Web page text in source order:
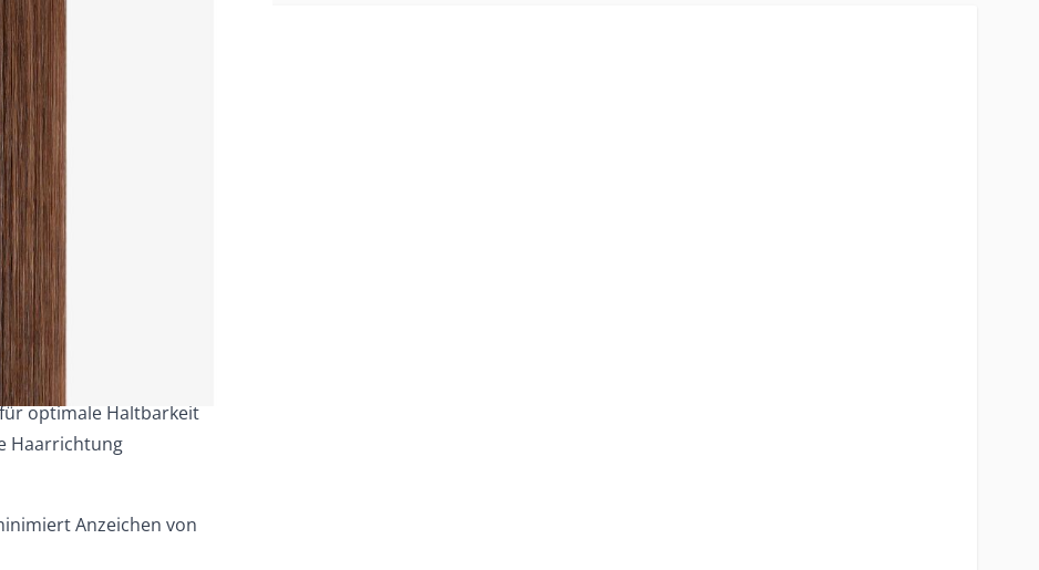
Tragekomfort
der Weft
je nach gewünschtem
Farbring für die
in das Naturhaar
optimale Haltbarkeit
Haarrichtung
Anzeichen von